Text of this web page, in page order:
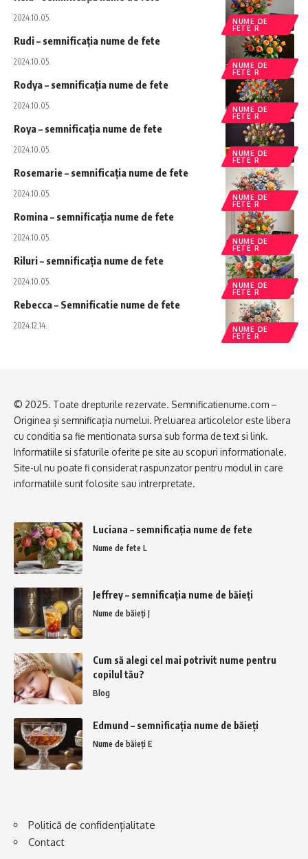
NUME DE
FETE R
2024.10.05.
NUME DE
FETE R
Rudi – semnificația nume de fete
2024.10.05.
NUME DE
FETE R
Rodya – semnificația nume de fete
2024.10.05.
NUME DE
FETE R
Roya – semnificația nume de fete
2024.10.05.
NUME DE
FETE R
Rosemarie – semnificația nume de fete
2024.10.05.
NUME DE
FETE R
Romina – semnificația nume de fete
2024.10.05.
NUME DE
FETE R
Riluri – semnificația nume de fete
2024.10.05.
NUME DE
FETE R
Rebecca – Semnificatie nume de fete
2024.12.14.
© 2025. Toate drepturile rezervate. Semnificatienume.com –
Originea și semnificația numelui. Preluarea articolelor este libera
cu conditia sa fie mentionata sursa sub forma de text si link.
Informatiile si sfaturile oferite pe site au scopuri informationale.
Site-ul nu poate fi considerat raspunzator pentru modul in care
informatiile sunt folosite sau intrerpretate.
Luciana – semnificația nume de fete
Nume de fete L
Jeffrey – semnificația nume de băieți
Nume de băieți J
Cum să alegi cel mai potrivit nume pentru
copilul tău?
Blog
Edmund – semnificația nume de băieți
Nume de băieți E
Politică de confidențialitate
Contact